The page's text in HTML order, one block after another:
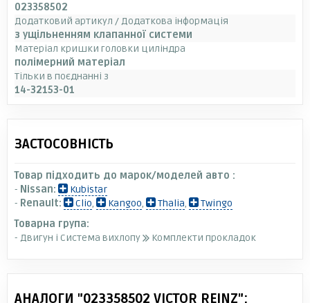
023358502
Додатковий артикул / Додаткова інформація
з ущільненням клапанної системи
Матеріал кришки головки циліндра
полімерний матеріал
Тільки в поєднанні з
14-32153-01
ЗАСТОСОВНІСТЬ
Товар підходить до марок/моделей авто :
- Nissan:
Kubistar
- Renault: Clio, Kangoo, Thalia,
Twingo
Товарна група:
- Двигун і Система вихлопу
Комплекти прокладок
АНАЛОГИ "023358502 VICTOR REINZ":